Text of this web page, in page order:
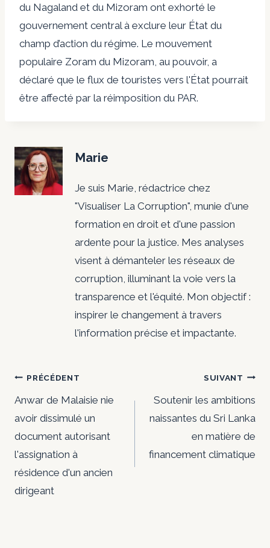
du Nagaland et du Mizoram ont exhorté le
gouvernement central à exclure leur État du
champ d’action du régime. Le mouvement
populaire Zoram du Mizoram, au pouvoir, a
déclaré que le flux de touristes vers l'État pourrait
être affecté par la réimposition du PAR.
Marie
Je suis Marie, rédactrice chez
"Visualiser La Corruption", munie d'une
formation en droit et d'une passion
ardente pour la justice. Mes analyses
visent à démanteler les réseaux de
corruption, illuminant la voie vers la
transparence et l'équité. Mon objectif :
inspirer le changement à travers
l'information précise et impactante.
Navigation
de
l’article
PRÉCÉDENT
Anwar de Malaisie nie
avoir dissimulé un
document autorisant
l'assignation à
résidence d'un ancien
dirigeant
SUIVANT
Soutenir les ambitions
naissantes du Sri Lanka
en matière de
financement climatique